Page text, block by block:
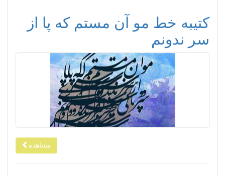
کتیبه خط مو آن مستم که پا از
سر ندونم
مشاهده